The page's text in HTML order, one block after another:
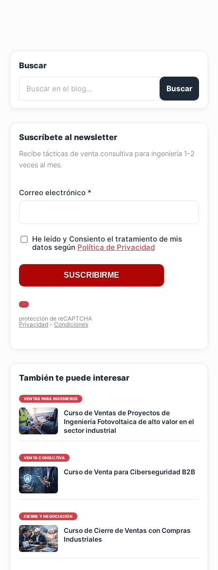
Buscar
Buscar
Suscríbete al newsletter
Recibe tácticas de venta consultiva para ingeniería 1–2
veces al mes.
También te puede interesar
VENTAS PARA INGENIEROS
Curso de Ventas de Proyectos de
Ingeniería Fotovoltaica de alto valor en el
sector industrial
VENTA CONSULTIVA
Curso de Venta para Ciberseguridad B2B
CIERRE Y NEGOCIACIÓN
Curso de Cierre de Ventas con Compras
Industriales